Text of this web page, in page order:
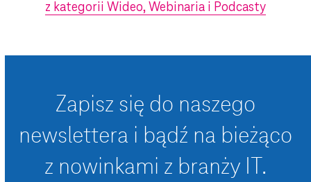
z kategorii Wideo, Webinaria i Podcasty
Zapisz się do naszego
newslettera i bądź na bieżąco
z nowinkami z branży IT.